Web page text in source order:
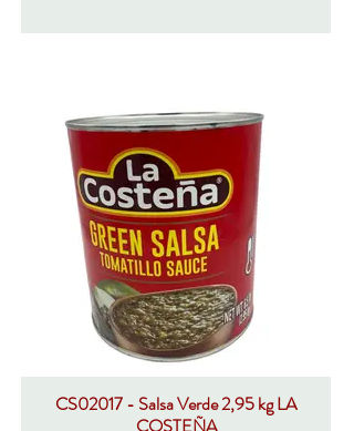
CS02017 - Salsa Verde 2,95 kg LA